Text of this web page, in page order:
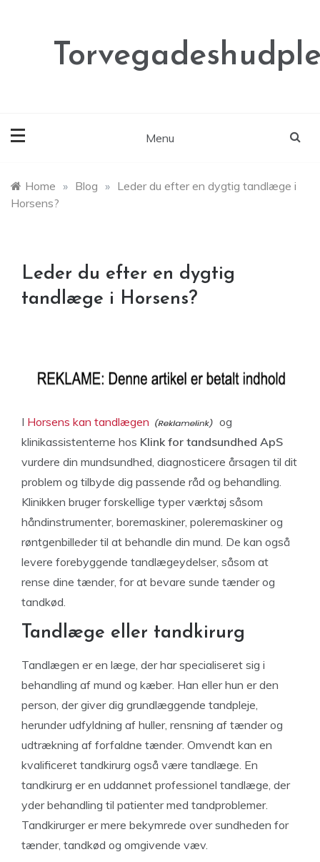
Menu
Home » Blog » Leder du efter en dygtig tandlæge i
Horsens?
Leder du efter en dygtig
tandlæge i Horsens?
I Horsens kan tandlægen
og
klinikassistenterne hos Klink for tandsundhed ApS
vurdere din mundsundhed, diagnosticere årsagen til dit
problem og tilbyde dig passende råd og behandling.
Klinikken bruger forskellige typer værktøj såsom
håndinstrumenter, boremaskiner, poleremaskiner og
røntgenbilleder til at behandle din mund. De kan også
levere forebyggende tandlægeydelser, såsom at
rense dine tænder, for at bevare sunde tænder og
tandkød.
Tandlæge eller tandkirurg
Tandlægen er en læge, der har specialiseret sig i
behandling af mund og kæber. Han eller hun er den
person, der giver dig grundlæggende tandpleje,
herunder udfyldning af huller, rensning af tænder og
udtrækning af forfaldne tænder. Omvendt kan en
kvalificeret tandkirurg også være tandlæge. En
tandkirurg er en uddannet professionel tandlæge, der
yder behandling til patienter med tandproblemer.
Tandkirurger er mere bekymrede over sundheden for
tænder, tandkød og omgivende væv.